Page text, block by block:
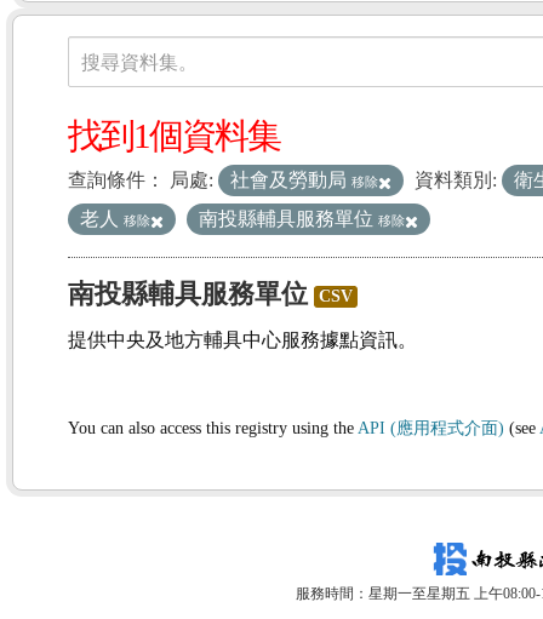
資料集
搜尋資料集。
找到1個資料集
查詢條件： 局處: 社會及勞動局 移除 資料類別:
衛
老人
移除 南投縣輔具服務單位 移除
南投縣輔具服務單位 CSV
提供中央及地方輔具中心服務據點資訊。
You can also access this registry using the API (應用程式介面) (see
服務時間：星期一至星期五 上午